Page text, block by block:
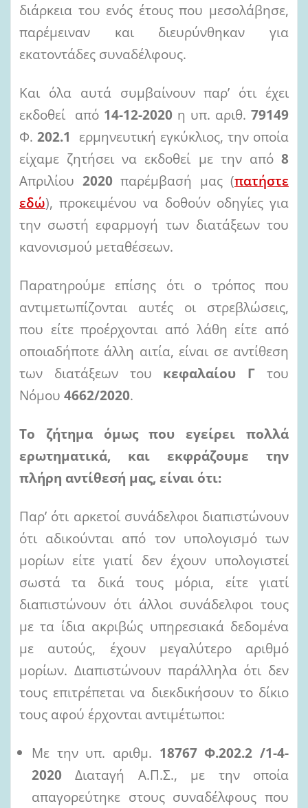
διάρκεια του ενός έτους που μεσολάβησε,
παρέμειναν και διευρύνθηκαν για
εκατοντάδες συναδέλφους.
Και όλα αυτά συμβαίνουν παρ’ ότι έχει
εκδοθεί από 14-12-2020 η υπ. αριθ. 79149
Φ. 202.1 ερμηνευτική εγκύκλιος, την οποία
είχαμε ζητήσει να εκδοθεί με την από 8
Απριλίου 2020 παρέμβασή μας (πατήστε
εδώ), προκειμένου να δοθούν οδηγίες για
την σωστή εφαρμογή των διατάξεων του
κανονισμού μεταθέσεων.
Παρατηρούμε επίσης ότι ο τρόπος που
αντιμετωπίζονται αυτές οι στρεβλώσεις,
που είτε προέρχονται από λάθη είτε από
οποιαδήποτε άλλη αιτία, είναι σε αντίθεση
των διατάξεων του κεφαλαίου Γ του
Νόμου 4662/2020.
Το ζήτημα όμως που εγείρει πολλά
ερωτηματικά, και εκφράζουμε την
πλήρη αντίθεσή μας, είναι ότι:
Παρ’ ότι αρκετοί συνάδελφοι διαπιστώνουν
ότι αδικούνται από τον υπολογισμό των
μορίων είτε γιατί δεν έχουν υπολογιστεί
σωστά τα δικά τους μόρια, είτε γιατί
διαπιστώνουν ότι άλλοι συνάδελφοι τους
με τα ίδια ακριβώς υπηρεσιακά δεδομένα
με αυτούς, έχουν μεγαλύτερο αριθμό
μορίων. Διαπιστώνουν παράλληλα ότι δεν
τους επιτρέπεται να διεκδικήσουν το δίκιο
τους αφού έρχονται αντιμέτωποι:
Με την υπ. αριθμ. 18767 Φ.202.2 /1-4-
2020 Διαταγή Α.Π.Σ., με την οποία
απαγορεύτηκε στους συναδέλφους που